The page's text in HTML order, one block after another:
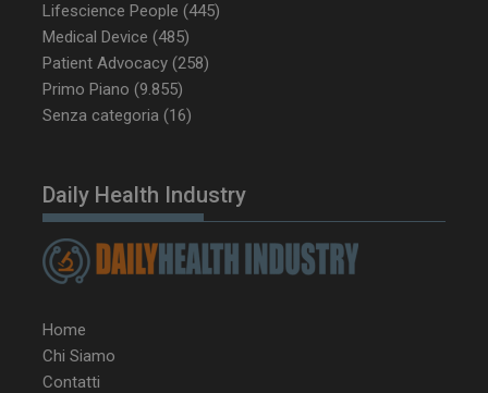
Lifescience People (445)
Medical Device (485)
Patient Advocacy (258)
Primo Piano (9.855)
Senza categoria (16)
Daily Health Industry
Home
Chi Siamo
Contatti